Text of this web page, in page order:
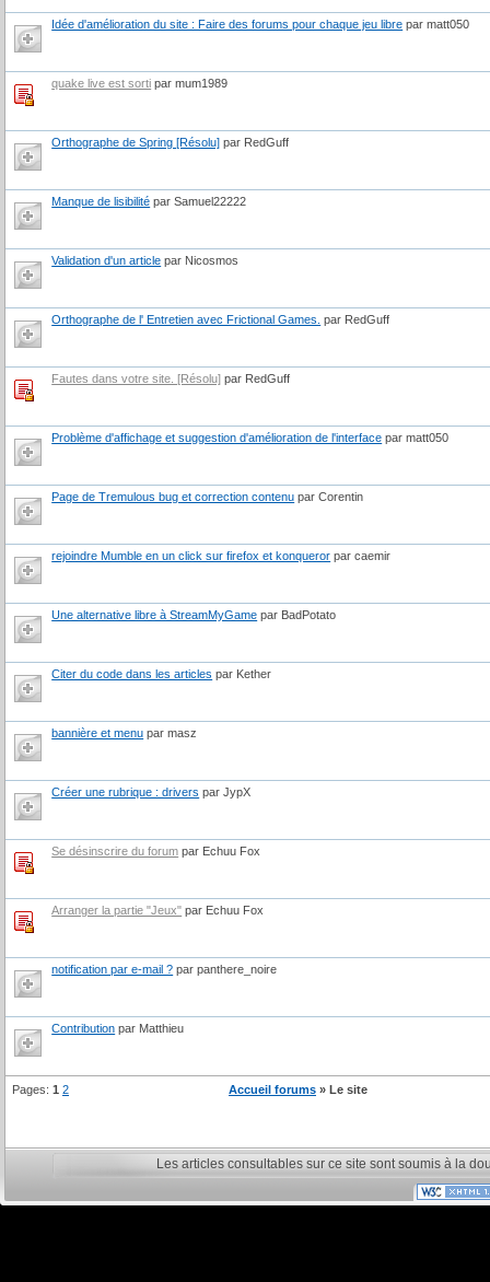
Idée d'amélioration du site : Faire des forums pour chaque jeu libre par matt050
quake live est sorti par mum1989
Orthographe de Spring [Résolu] par RedGuff
Manque de lisibilité par Samuel22222
Validation d'un article par Nicosmos
Orthographe de l' Entretien avec Frictional Games. par RedGuff
Fautes dans votre site. [Résolu] par RedGuff
Problème d'affichage et suggestion d'amélioration de l'interface par matt050
Page de Tremulous bug et correction contenu par Corentin
rejoindre Mumble en un click sur firefox et konqueror par caemir
Une alternative libre à StreamMyGame par BadPotato
Citer du code dans les articles par Kether
bannière et menu par masz
Créer une rubrique : drivers par JypX
Se désinscrire du forum par Echuu Fox
Arranger la partie "Jeux" par Echuu Fox
notification par e-mail ? par panthere_noire
Contribution par Matthieu
Pages: 1 2 Accueil forums » Le site
Les articles consultables sur ce site sont soumis à la